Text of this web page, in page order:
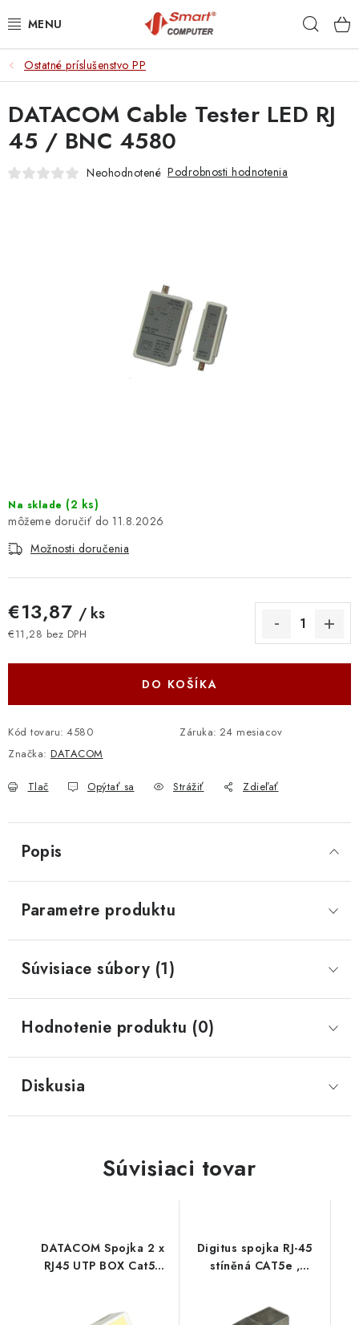
na
NOTEBOOKY
MOBILNÉ ZARIADENIA
PC A KOMPONENTY
: TOP PRODUKTY
ZNAČKY
Odstúpenie od zmluvy
Formuláre na stiahnutie
Napíšte nám
Ostatné príslušenstvo PP
Na sklade (2 ks)
11.8.2026
Možnosti doručenia
€13,87 / ks
€11,28 bez DPH
DO KOŠÍKA
Kód tovaru: 4580 Záruka: 24 mesiacov
Značka: DATACOM
Tlač Opýtať sa Strážiť Zdieľať
DATACOM Cable Tester LED RJ
45 / BNC 4580
Neohodnotené Podrobnosti hodnotenia
Popis
Parametre produktu
Súvisiace súbory (1)
Hodnotenie produktu (0)
Diskusia
Súvisiaci tovar
DATACOM Spojka 2 x
RJ45 UTP BOX Cat5E
Digitus spojka RJ-45
stíněná CAT5e ,